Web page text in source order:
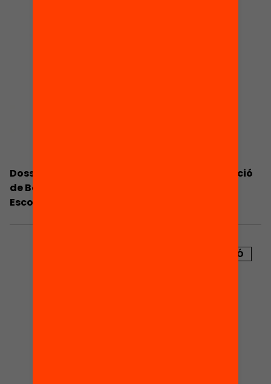
Dossier de premsa. Escola Nova 21. La Diputació
de Barcelona, nou promotor del programa
Escola
PUBLICACIÓ